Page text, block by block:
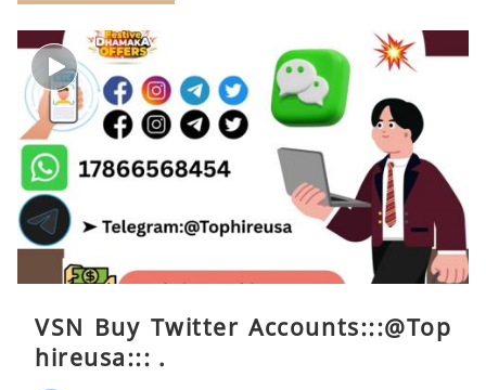
VSN Buy Twitter Accounts:::@Top
hireusa::: .